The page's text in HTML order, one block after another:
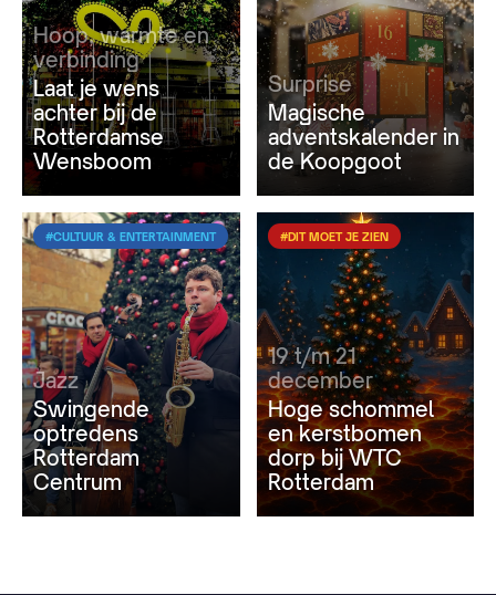
Hoop, warmte en
verbinding
Laat je wens
achter bij de
Rotterdamse
Wensboom
Surprise
Magische
adventskalender in
de Koopgoot
#CULTUUR & ENTERTAINMENT
Jazz
Swingende
optredens
Rotterdam
Centrum
#DIT MOET JE ZIEN
19 t/m 21
december
Hoge schommel
en kerstbomen
dorp bij WTC
Rotterdam